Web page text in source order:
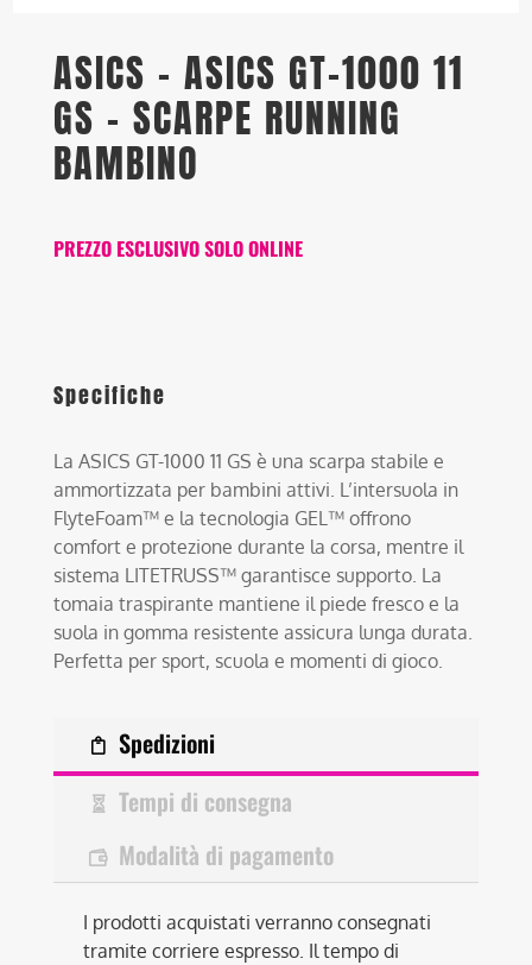
ASICS – ASICS GT-1000 11
GS – SCARPE RUNNING
BAMBINO
PREZZO ESCLUSIVO SOLO ONLINE
Specifiche
La ASICS GT-1000 11 GS è una scarpa stabile e
ammortizzata per bambini attivi. L’intersuola in
FlyteFoam™ e la tecnologia GEL™ offrono
comfort e protezione durante la corsa, mentre il
sistema LITETRUSS™ garantisce supporto. La
tomaia traspirante mantiene il piede fresco e la
suola in gomma resistente assicura lunga durata.
Perfetta per sport, scuola e momenti di gioco.
Spedizioni
Tempi di consegna
Modalità di pagamento
I prodotti acquistati verranno consegnati
tramite corriere espresso. Il tempo di